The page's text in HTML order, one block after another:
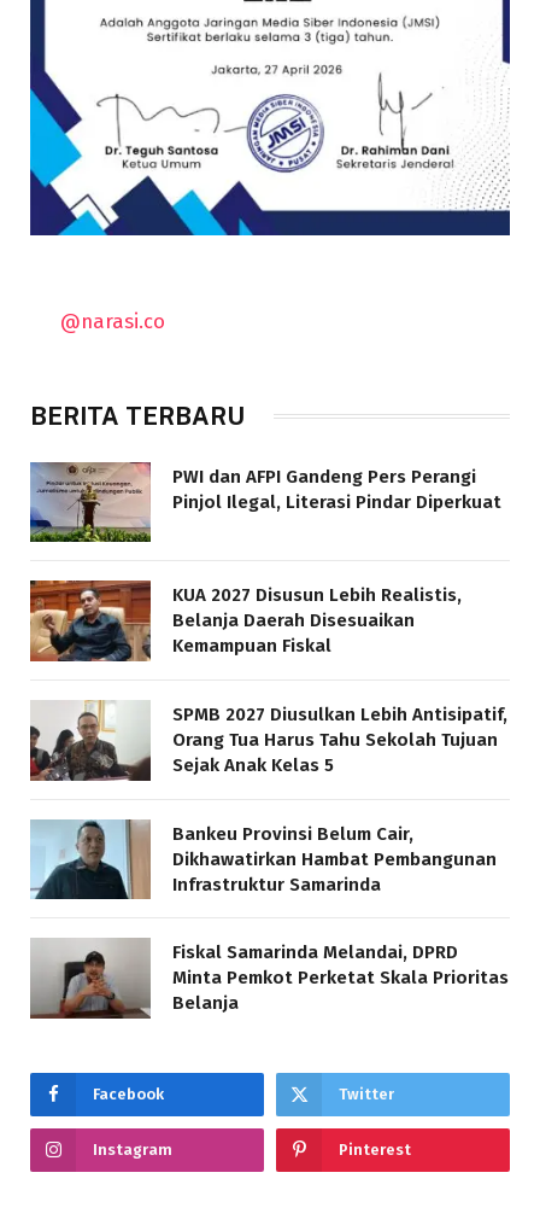
@narasi.co
BERITA TERBARU
PWI dan AFPI Gandeng Pers Perangi
Pinjol Ilegal, Literasi Pindar Diperkuat
KUA 2027 Disusun Lebih Realistis,
Belanja Daerah Disesuaikan
Kemampuan Fiskal
SPMB 2027 Diusulkan Lebih Antisipatif,
Orang Tua Harus Tahu Sekolah Tujuan
Sejak Anak Kelas 5
Bankeu Provinsi Belum Cair,
Dikhawatirkan Hambat Pembangunan
Infrastruktur Samarinda
Fiskal Samarinda Melandai, DPRD
Minta Pemkot Perketat Skala Prioritas
Belanja
Facebook Twitter
Instagram Pinterest